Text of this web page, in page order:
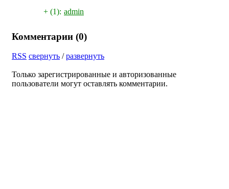
+ (1): admin
Комментарии (0)
RSS свернуть /развернуть
Только зарегистрированные и авторизованные
пользователи могут оставлять комментарии.